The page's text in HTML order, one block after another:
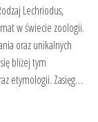
Lechriodus,
w świecie zoologii.
oraz unikalnych
bliżej tym
etymologii. Zasięg…